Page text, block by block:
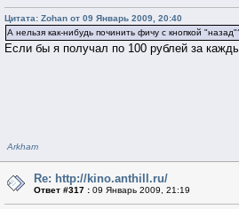
Цитата: Zohan от 09 Январь 2009, 20:40
А нельзя как-нибудь починить фичу с кнопкой
Если бы я получал по 100 рублей за
Arkham
Re: http://kino.anthill.ru/
Ответ #317 : 09 Январь 2009, 21:19